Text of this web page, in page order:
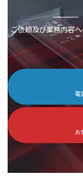
ご依頼及び業務内容
電
お